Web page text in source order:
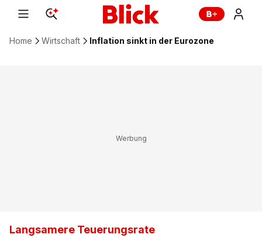
Home Wirtschaft Inflation sinkt in der Eurozone
Langsamere Teuerungsrate